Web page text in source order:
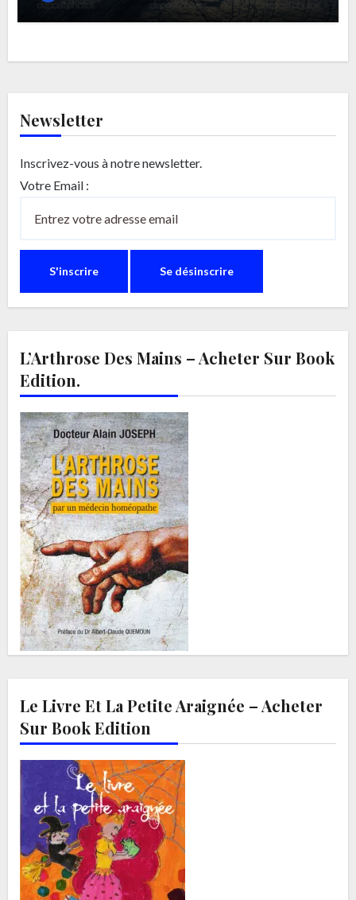
Newsletter
Inscrivez-vous à notre newsletter.
Votre Email :
L’Arthrose Des Mains – Acheter Sur Book
Edition.
Le Livre Et La Petite Araignée – Acheter
Sur Book Edition